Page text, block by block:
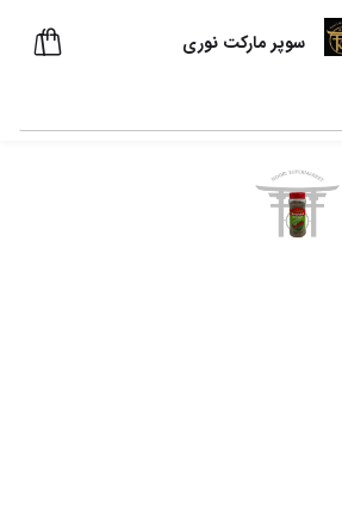
سوپر مارکت نوری